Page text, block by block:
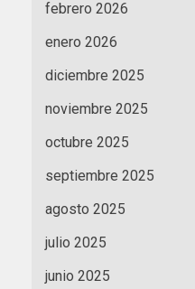
febrero 2026
enero 2026
diciembre 2025
noviembre 2025
octubre 2025
septiembre 2025
agosto 2025
julio 2025
junio 2025